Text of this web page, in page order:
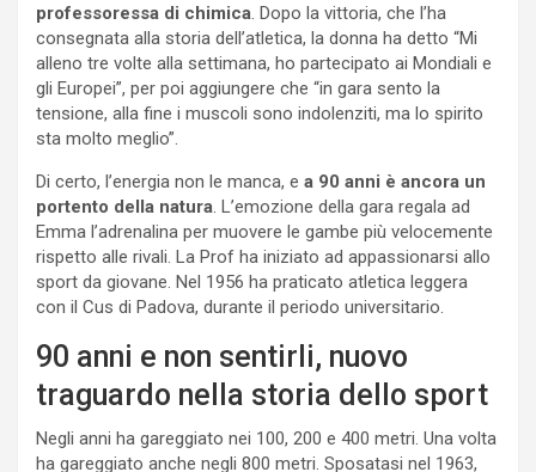
professoressa di chimica. Dopo la vittoria, che l’ha
consegnata alla storia dell’atletica, la donna ha detto “Mi
alleno tre volte alla settimana, ho partecipato ai Mondiali e
gli Europei”, per poi aggiungere che “in gara sento la
tensione, alla fine i muscoli sono indolenziti, ma lo spirito
sta molto meglio”.
Di certo, l’energia non le manca, e a 90 anni è ancora un
portento della natura. L’emozione della gara regala ad
Emma l’adrenalina per muovere le gambe più velocemente
rispetto alle rivali. La Prof ha iniziato ad appassionarsi allo
sport da giovane. Nel 1956 ha praticato atletica leggera
con il Cus di Padova, durante il periodo universitario.
90 anni e non sentirli, nuovo
traguardo nella storia dello sport
Negli anni ha gareggiato nei 100, 200 e 400 metri. Una volta
ha gareggiato anche negli 800 metri. Sposatasi nel 1963,